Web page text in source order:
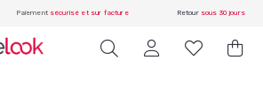
Paiement sécurisé et sur facture Retour sous 30 jours